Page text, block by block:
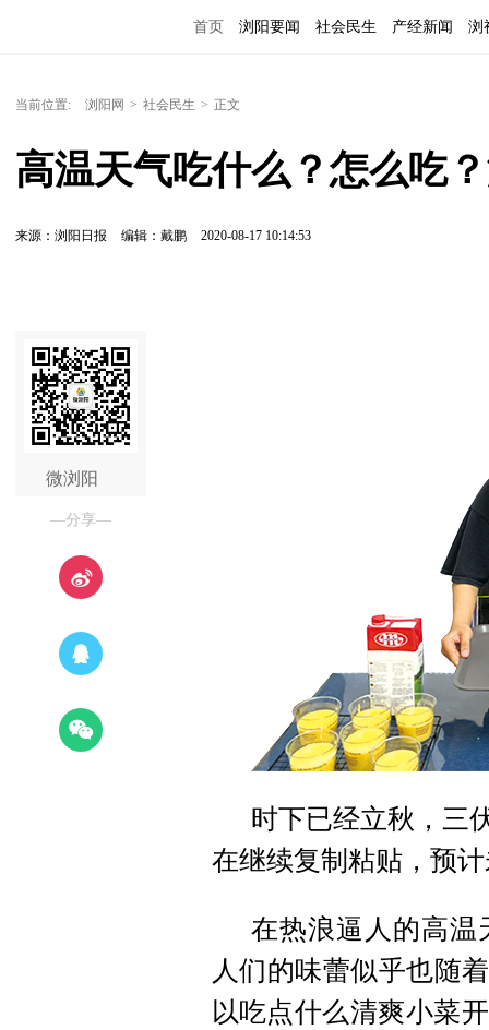
首页 浏阳要闻 社会民生 产经新闻 浏
当前位置: 浏阳网 > 社会民生 > 正文
高温天气吃什么？怎么吃
来源：浏阳日报 编辑：戴鹏 2020-08-17 10:14:53
微浏阳
—分享—
时下已经立秋，三
在继续复制粘贴，预
在热浪逼人的高温
人们的味蕾似乎也随
以吃点什么清爽小菜